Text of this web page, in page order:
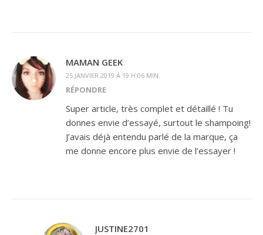
MAMAN GEEK
25 JANVIER 2019 À 19 H 06 MIN
RÉPONDRE
Super article, très complet et détaillé ! Tu
donnes envie d’essayé, surtout le shampoing!
J’avais déjà entendu parlé de la marque, ça
me donne encore plus envie de l’essayer !
JUSTINE2701